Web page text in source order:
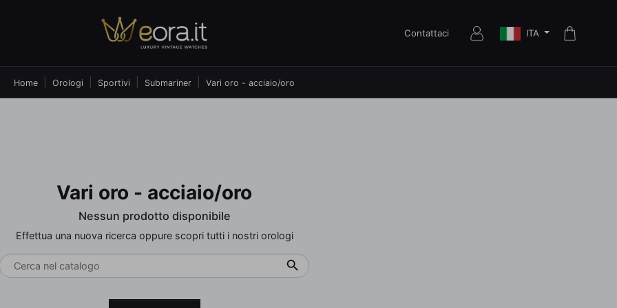
Contattaci ITA
Home Orologi Sportivi Submariner Vari oro - acciaio/oro
Vari oro - acciaio/oro
Nessun prodotto disponibile
Effettua una nuova ricerca oppure scopri tutti i nostri orologi
